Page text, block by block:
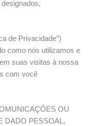
de Privacidade”)
como nós utilizamos e
suas visitas à nossa
com você
OU
DADO PESSOAL,